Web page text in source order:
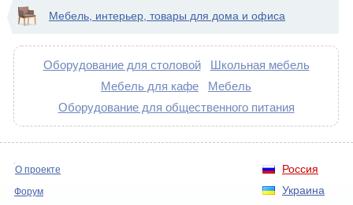
Мебель, интерьер, товары для дома и офиса
Оборудование для столовой
Школьная мебель
Мебель для кафе
Мебель
Оборудование для общественного питания
Россия
Украина
О проекте
Форум